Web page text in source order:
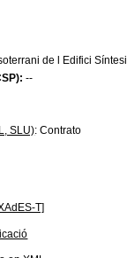
de l Edifici Síntesi
--
SLU):Contrato
T]